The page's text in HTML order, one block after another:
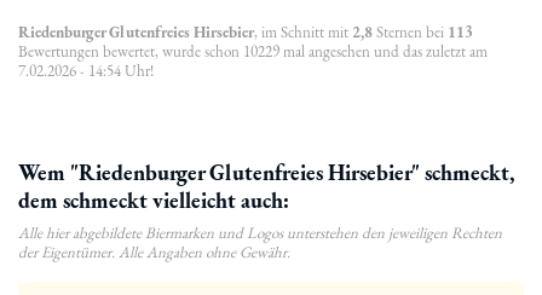
Riedenburger Glutenfreies Hirsebier, im Schnitt mit 2,8Sternen bei 113
Bewertungen bewertet, wurde schon 10229 mal angesehen und das zuletzt am
7.02.2026 - 14:54 Uhr!
Wem "Riedenburger Glutenfreies Hirsebier" schmeckt,
dem schmeckt vielleicht auch:
Alle hier abgebildete Biermarken und Logos unterstehen den jeweiligen Rechten
der Eigentümer. Alle Angaben ohne Gewähr.